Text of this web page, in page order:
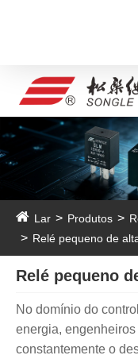
Lar Produtos
Relé pequeno de
Relé pequeno
No domínio do
energia,
constantemente o